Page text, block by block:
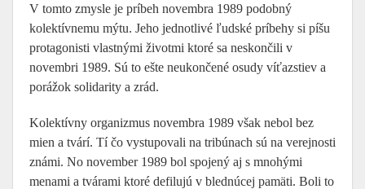
V tomto zmysle je príbeh novembra 1989 podobný
kolektívnemu mýtu. Jeho jednotlivé ľudské príbehy si píšu
protagonisti vlastnými životmi ktoré sa neskončili v
novembri 1989. Sú to ešte neukončené osudy víťazstiev a
porážok solidarity a zrád.
Kolektívny organizmus novembra 1989 však nebol bez
mien a tvárí. Tí čo vystupovali na tribúnach sú na verejnosti
známi. No november 1989 bol spojený aj s mnohými
menami a tvárami ktoré defilujú v blednúcej pamäti. Boli to